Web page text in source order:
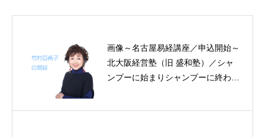
画像～名古屋易経講座／申込開始～
北大阪経営塾（旧 盛和塾）／シャ
ンプーに始まりシャンプーに終わる